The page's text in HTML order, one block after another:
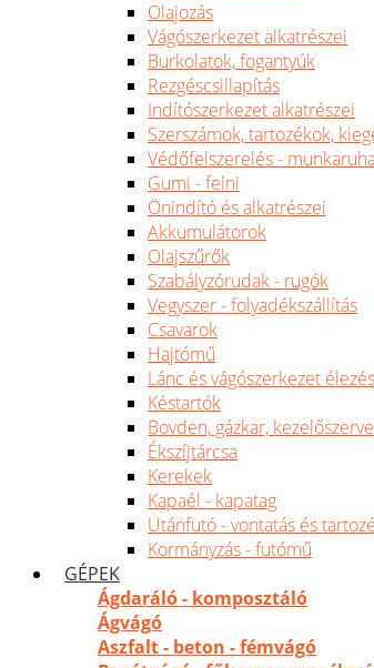
Olajozás
Vágószerkezet alkatrészei
Burkolatok, fogantyúk
Rezgéscsillapítás
Indítószerkezet alkatrészei
Szerszámok, tartozékok,
Védőfelszerelés -
Gumi - felni
Önindító és alkatrészei
Akkumulátorok
Olajszűrők
Szabályzórudak - rugók
Vegyszer - folyadékszállítás
Csavarok
Hajtómű
Lánc és vágószerkezet élezés
Késtartók
Bovden, gázkar,
Ékszíjtárcsa
Kerekek
Kapaél - kapatag
Utánfutó - vontatás és
Kormányzás - futómű
GÉPEK
Ágdaráló - komposztáló
Ágvágó
Aszfalt - beton - fémvágó